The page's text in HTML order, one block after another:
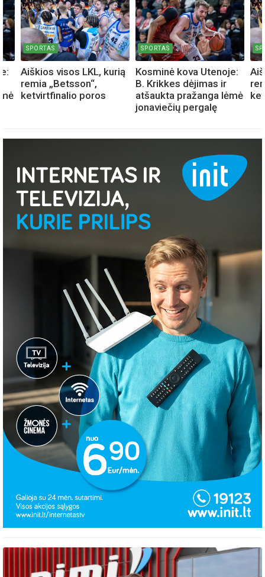
SPORTAS
Aiškios visos LKL, kurią
remia „Betsson“,
ketvirtfinalio poros
SPORTAS
Kosminė kova Utenoje:
B. Krikkes dėjimas ir
atšaukta pražanga lėmė
jonaviečių pergalę